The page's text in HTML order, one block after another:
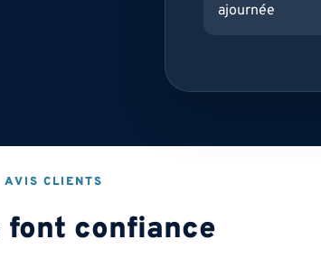
ajournée
AVIS CLIENTS
font confiance